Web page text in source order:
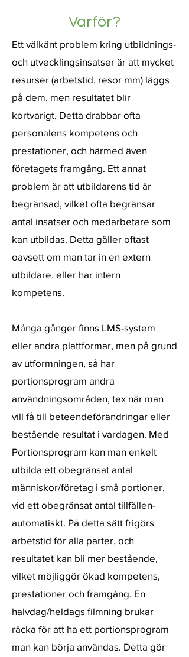
Varför?
Ett välkänt problem kring utbildnings-
och utvecklingsinsatser är att mycket
resurser (arbetstid, resor mm) läggs
på dem, men resultatet blir
kortvarigt. Detta drabbar ofta
personalens kompetens och
prestationer, och härmed även
företagets framgång. Ett annat
problem är att utbildarens tid är
begränsad, vilket ofta begränsar
antal insatser och medarbetare som
kan utbildas. Detta gäller oftast
oavsett om man tar in en extern
utbildare, eller har intern
kompetens.
Många gånger finns LMS-system
eller andra plattformar, men på grund
av utformningen, så har
portionsprogram andra
användningsområden, tex när man
vill få till beteendeförändringar eller
bestående resultat i vardagen. Med
Portionsprogram kan man enkelt
utbilda ett obegränsat antal
människor/företag i små portioner,
vid ett obegränsat antal tillfällen-
automatiskt. På detta sätt frigörs
arbetstid för alla parter, och
resultatet kan bli mer bestående,
vilket möjliggör ökad kompetens,
prestationer och framgång. En
halvdag/heldags filmning brukar
räcka för att ha ett portionsprogram
man kan börja användas. Detta gör